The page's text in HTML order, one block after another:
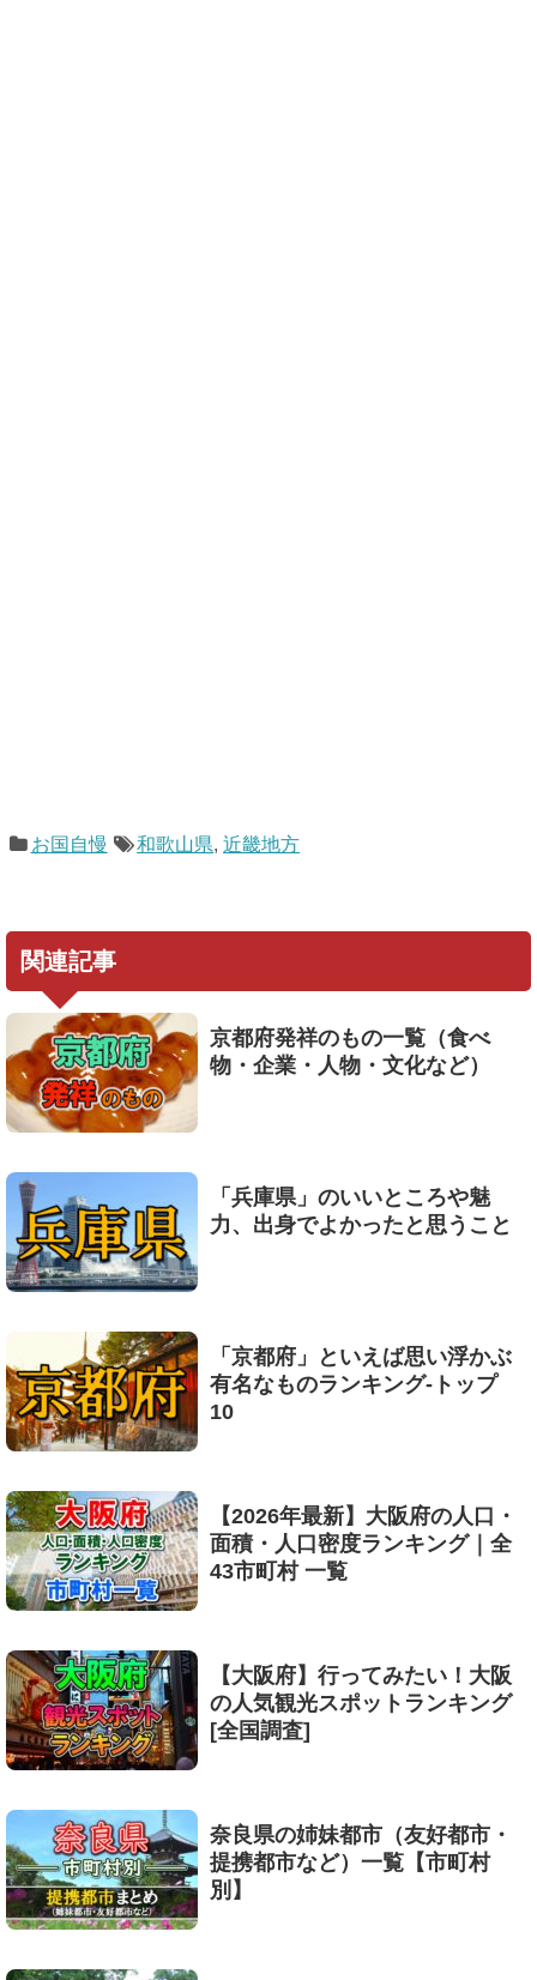
お国自慢 和歌山県,近畿地方
関連記事
京都府発祥のもの一覧（食べ
物・企業・人物・文化など）
「兵庫県」のいいところや魅
力、出身でよかったと思うこと
「京都府」といえば思い浮かぶ
有名なものランキング-トップ
10
【2026年最新】大阪府の人口・
面積・人口密度ランキング｜全
43市町村 一覧
【大阪府】行ってみたい！大阪
の人気観光スポットランキング
[全国調査]
奈良県の姉妹都市（友好都市・
提携都市など）一覧【市町村
別】